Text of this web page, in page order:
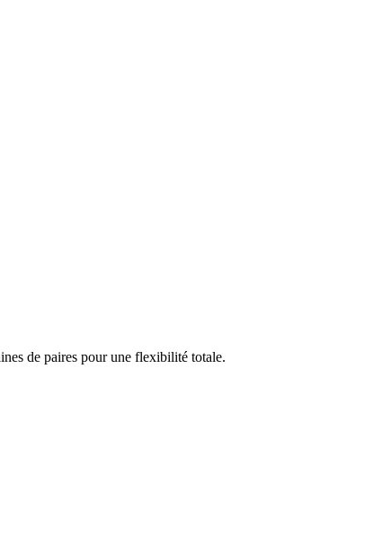
de paires pour une flexibilité totale.